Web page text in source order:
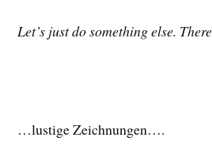
Let’s just do something else.
…lustige Zeichnungen….